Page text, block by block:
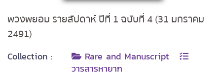
พวงพยอม รายสัปดาห์ ปีที่ 1 ฉบับที่ 4 (31 มกราคม
2491)
Collection :
Rare and Manuscript
วารสารหายาก